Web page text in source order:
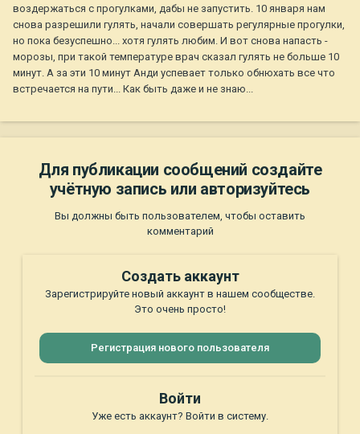
воздержаться с прогулками, дабы не запустить. 10 января нам
снова разрешили гулять, начали совершать регулярные прогулки,
но пока безуспешно... хотя гулять любим. И вот снова напасть -
морозы, при такой температуре врач сказал гулять не больше 10
минут. А за эти 10 минут Анди успевает только обнюхать все что
встречается на пути... Как быть даже и не знаю...
Для публикации сообщений создайте
учётную запись или авторизуйтесь
Вы должны быть пользователем, чтобы оставить
комментарий
Создать аккаунт
Зарегистрируйте новый аккаунт в нашем сообществе.
Это очень просто!
Регистрация нового пользователя
Войти
Уже есть аккаунт? Войти в систему.